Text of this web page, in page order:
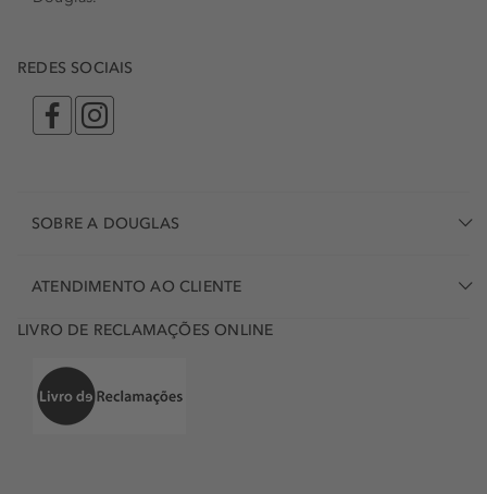
REDES SOCIAIS
SOBRE A DOUGLAS
ATENDIMENTO AO CLIENTE
LIVRO DE RECLAMAÇÕES ONLINE